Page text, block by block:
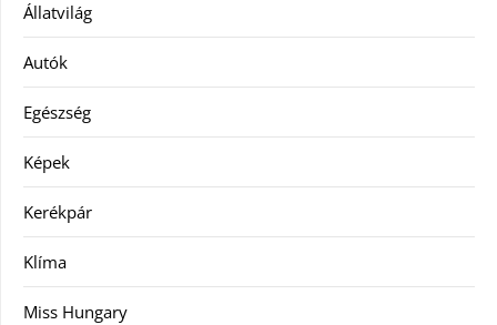
Állatvilág
Autók
Egészség
Képek
Kerékpár
Klíma
Miss Hungary